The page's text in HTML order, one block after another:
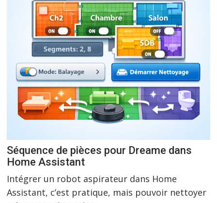
Séquence de pièces pour Dreame dans
Home Assistant
Intégrer un robot aspirateur dans Home
Assistant, c’est pratique, mais pouvoir nettoyer